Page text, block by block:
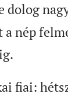
dolog
a nép
fiai: